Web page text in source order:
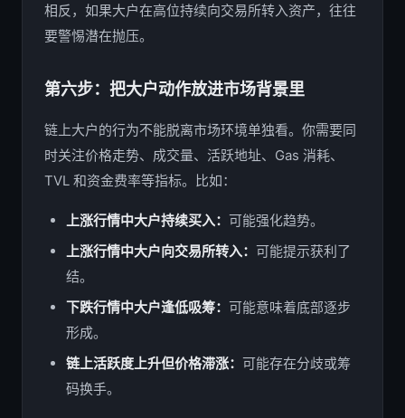
相反，如果大户在高位持续向交易所转入资产，往往
要警惕潜在抛压。
第六步：把大户动作放进市场背景里
链上大户的行为不能脱离市场环境单独看。你需要同
时关注价格走势、成交量、活跃地址、Gas 消耗、
TVL 和资金费率等指标。比如：
上涨行情中大户持续买入： 可能强化趋势。
上涨行情中大户向交易所转入： 可能提示获利了
结。
下跌行情中大户逢低吸筹： 可能意味着底部逐步
形成。
链上活跃度上升但价格滞涨： 可能存在分歧或筹
码换手。